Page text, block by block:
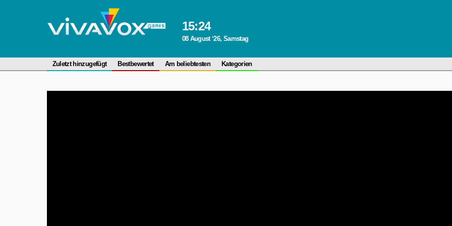
15:24
08 August ‘26, Samstag
Zuletzt hinzugefügt Bestbewertet Am beliebtesten Kategorien